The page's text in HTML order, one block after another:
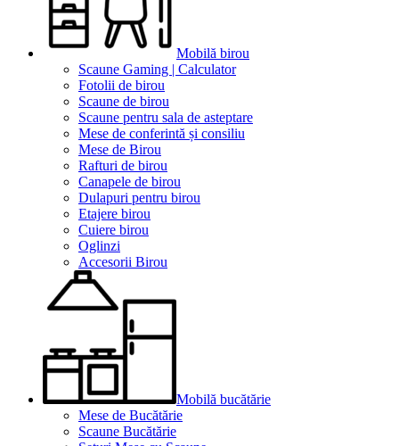
Mobilă birou
Scaune Gaming | Calculator
Fotolii de birou
Scaune de birou
Scaune pentru sala de asteptare
Mese de conferintă și consiliu
Mese de Birou
Rafturi de birou
Canapele de birou
Dulapuri pentru birou
Etajere birou
Cuiere birou
Oglinzi
Accesorii Birou
Mobilă bucătărie
Mese de Bucătărie
Scaune Bucătărie